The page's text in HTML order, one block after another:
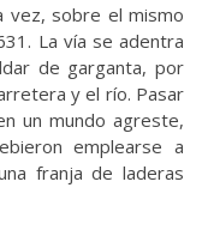
vez, sobre el mismo
La vía se adentra
de garganta, por
y el río. Pasar
un mundo agreste,
emplearse a
franja de laderas